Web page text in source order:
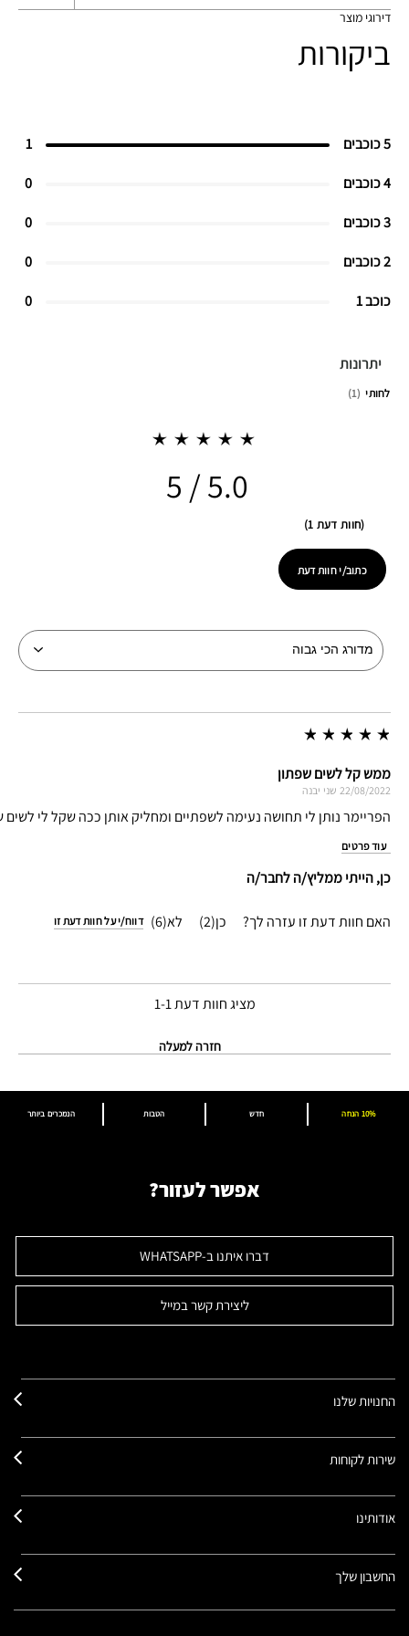
דירוגי מוצר
ביקורות
5 כוכבים 1
4 כוכבים 0
3 כוכבים 0
2 כוכבים 0
כוכב 1 0
יתרונות
לחותי 1
5.0
חוות דעת 1
כתוב/י חוות דעת
ממש קל לשים שפתון
22/08/2022 שני יבנה
הפריימר נותן לי תחושה נעימה לשפתיים ומחליק אותן ככה שקל לי לשים
עוד פרטים
כן, הייתי ממליץ/ה לחבר/ה
האם חוות דעת זו עזרה לך? 2
6 דווח/י על חוות דעת זו
מציג חוות דעת1-1
חזרה למעלה
הנמכרים ביותר הטבות חדש 10% הנחה
אפשר לעזור?
דברו איתנו ב-WHATSAPP
ליצירת קשר במייל
החנויות שלנו
שירות לקוחות
אודותינו
החשבון שלך